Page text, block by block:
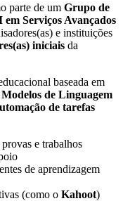
parte de um Grupo de
Serviços Avançados
e instituições
iniciais da
baseada em
Modelos de Linguagem
de tarefas
e trabalhos
de aprendizagem
(como o Kahoot)